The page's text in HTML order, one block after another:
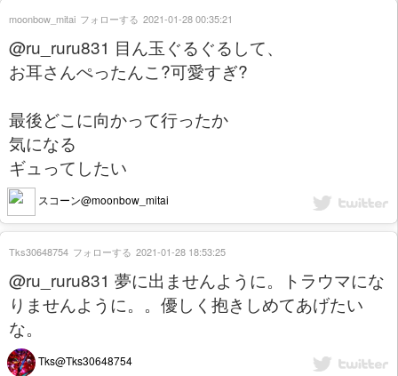
@ru_ruru831 目ん玉ぐるぐるして、
お耳さんぺったんこ?可愛すぎ?
最後どこに向かって行ったか
気になる
ギュってしたい
スコーン@moonbow_mitai
moonbow_mitai フォローする 2021-01-28 00:35:21
@ru_ruru831 夢に出ませんように。トラウマにな
りませんように。。優しく抱きしめてあげたい
な。
Tks@Tks30648754
Tks30648754 フォローする 2021-01-28 18:53:25